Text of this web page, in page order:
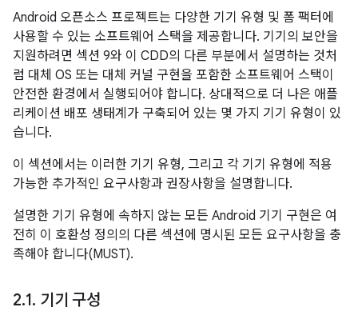
Android 오픈소스 프로젝트는 다양한 기기 유형 및 폼 팩터에
사용할 수 있는 소프트웨어 스택을 제공합니다. 기기의 보안을
지원하려면 섹션 9와 이 CDD의 다른 부분에서 설명하는 것처
럼 대체 OS 또는 대체 커널 구현을 포함한 소프트웨어 스택이
안전한 환경에서 실행되어야 합니다. 상대적으로 더 나은 애플
리케이션 배포 생태계가 구축되어 있는 몇 가지 기기 유형이 있
습니다.
이 섹션에서는 이러한 기기 유형, 그리고 각 기기 유형에 적용
가능한 추가적인 요구사항과 권장사항을 설명합니다.
설명한 기기 유형에 속하지 않는 모든 Android 기기 구현은 여
전히 이 호환성 정의의 다른 섹션에 명시된 모든 요구사항을 충
족해야 합니다(MUST).
2.1. 기기 구성